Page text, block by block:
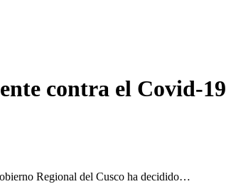
contra el Covid-19
Regional del Cusco ha decidido…